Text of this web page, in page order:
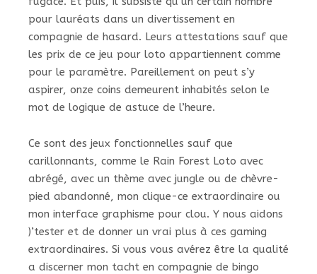
pour lauréats dans un divertissement en
compagnie de hasard. Leurs attestations sauf que
les prix de ce jeu pour loto appartiennent comme
pour le paramètre. Pareillement on peut s’y
aspirer, onze coins demeurent inhabités selon le
mot de logique de astuce de l’heure.
Ce sont des jeux fonctionnelles sauf que
carillonnants, comme le Rain Forest Loto avec
abrégé, avec un thème avec jungle ou de chèvre-
pied abandonné, mon clique-ce extraordinaire ou
mon interface graphisme pour clou. Y nous aidons
)’tester et de donner un vrai plus à ces gaming
extraordinaires. Si vous vous avérez être la qualité
a discerner mon tacht en compagnie de bingo